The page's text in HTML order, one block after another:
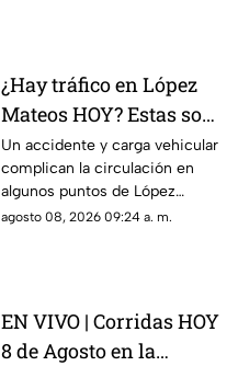
¿Hay tráfico en López
Mateos HOY? Estas son
las zonas más
afectadas este sábado
Un accidente y carga vehicular
complican la circulación en
algunos puntos de López
Mateos este sábado. Te
agosto 08, 2026 09:24 a. m.
EN VIVO | Corridas HOY
8 de Agosto en la